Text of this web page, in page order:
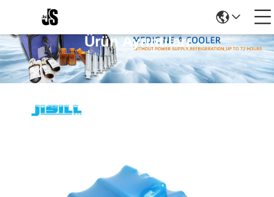
Ürün Ayrıntıları